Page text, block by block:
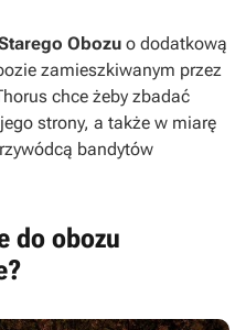
Obozu o dodatkową
zamieszkiwanym przez
chce żeby zbadać
strony, a także w miarę
bandytów
do obozu